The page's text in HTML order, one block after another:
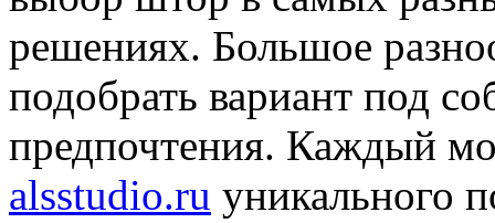
решениях. Большое
подобрать вариант под
предпочтения. Каждый
alsstudio.ru уникального